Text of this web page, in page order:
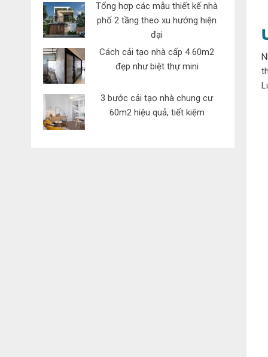
Tổng hợp các mẫu thiết kế nhà
phố 2 tầng theo xu hướng hiện
đại
Cách cải tạo nhà cấp 4 60m2
đẹp như biệt thự mini
3 bước cải tạo nhà chung cư
60m2 hiệu quả, tiết kiệm